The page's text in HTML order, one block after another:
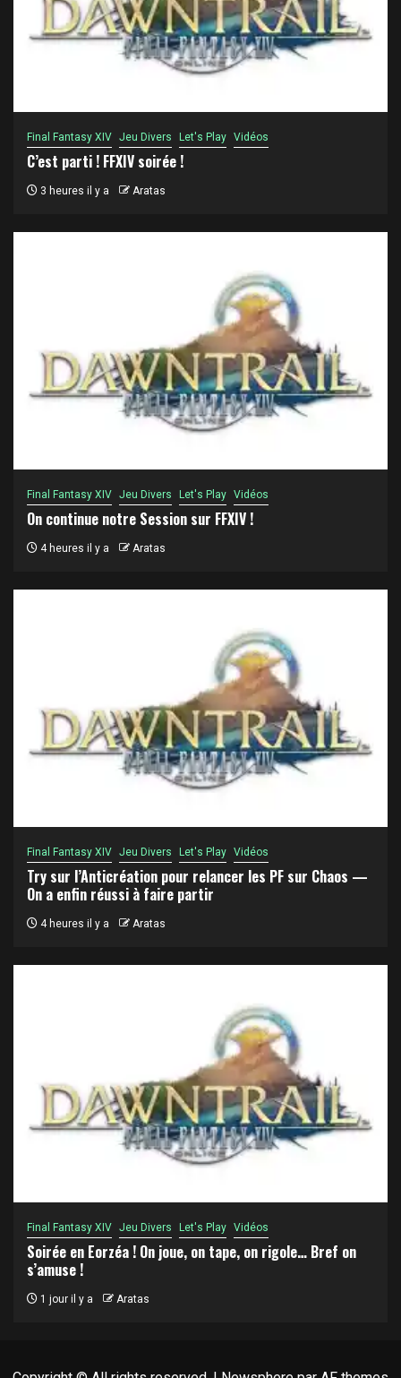
Final Fantasy XIV Jeu Divers Let's Play Vidéos
C’est parti ! FFXIV soirée !
3 heures il y a Aratas
Final Fantasy XIV Jeu Divers Let's Play Vidéos
On continue notre Session sur FFXIV !
4 heures il y a Aratas
Final Fantasy XIV Jeu Divers Let's Play Vidéos
Try sur l’Anticréation pour relancer les PF sur Chaos —
On a enfin réussi à faire partir
4 heures il y a Aratas
Final Fantasy XIV Jeu Divers Let's Play Vidéos
Soirée en Eorzéa ! On joue, on tape, on rigole… Bref on
s’amuse !
1 jour il y a Aratas